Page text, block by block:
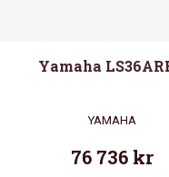
Yamaha
YAMAHA
76 736 kr